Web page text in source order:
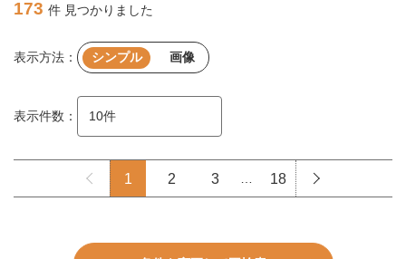
173 件 見つかりました
表示方法： シンプル 画像
表示件数：
1 2 3 18